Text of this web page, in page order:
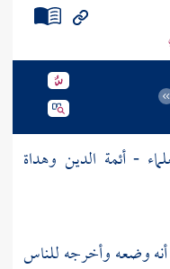
- أئمة الدين وهداة
وضعه وأخرجه للناس